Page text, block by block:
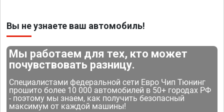
Вы не узнаете ваш автомобиль!
Мы работаем для тех, кто может
почувствовать разницу.
Специалистами федеральной сети Евро Чип Тюнинг
прошито более 10 000 автомобилей в 50+ городах РФ
- поэтому мы знаем, как получить безопасный
максимум от каждой машины!